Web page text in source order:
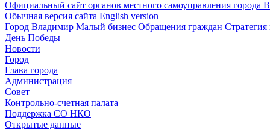
Официальный сайт органов местного самоуправления города
Обычная версия сайта English version
Город Владимир Малый бизнес Обращения граждан Стратегия
День Победы
Новости
Город
Глава города
Администрация
Совет
Контрольно-счетная палата
Поддержка СО НКО
Открытые данные